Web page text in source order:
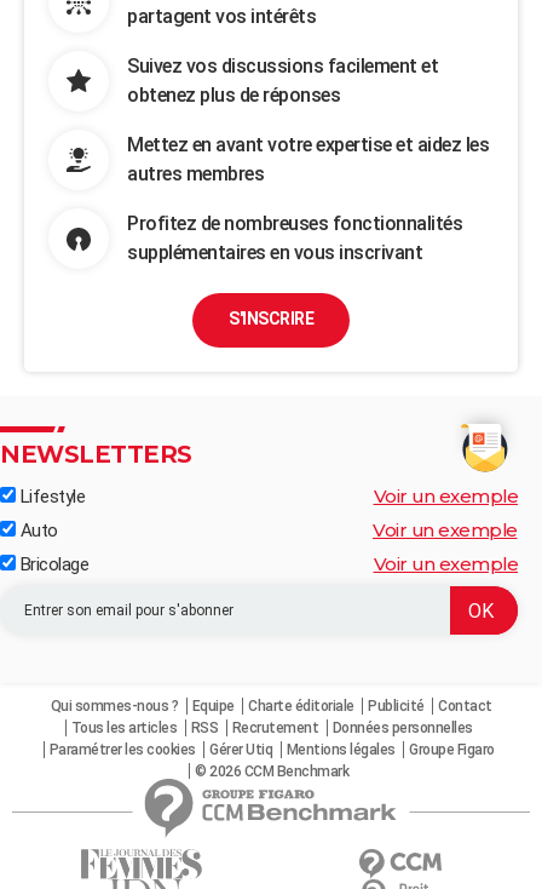
partagent vos intérêts
Suivez vos discussions facilement et
obtenez plus de réponses
Mettez en avant votre expertise et aidez les
autres membres
Profitez de nombreuses fonctionnalités
supplémentaires en vous inscrivant
S'INSCRIRE
NEWSLETTERS
Lifestyle Voir un exemple
Auto Voir un exemple
Bricolage Voir un exemple
Qui sommes-nous ? Equipe Charte éditoriale Publicité
Contact
Tous les articles
RSS Recrutement
Données personnelles
Paramétrer les cookies
Gérer Utiq Mentions légales
Groupe Figaro
© 2026 CCM Benchmark